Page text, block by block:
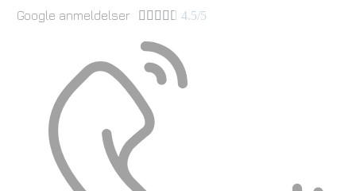
Google anmeldelser      4.5/5